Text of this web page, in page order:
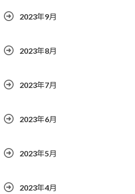
2023年9月
2023年8月
2023年7月
2023年6月
2023年5月
2023年4月